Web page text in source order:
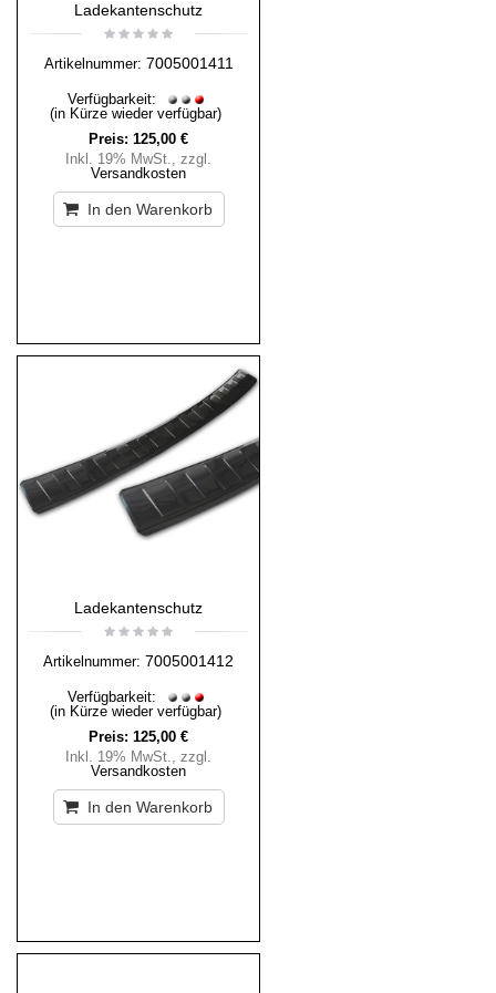
Ladekantenschutz
Artikelnummer: 7005001411
Verfügbarkeit:
(in Kürze wieder verfügbar)
Preis: 125,00 €
Inkl. 19% MwSt., zzgl.
Versandkosten
In den Warenkorb
Ladekantenschutz
Artikelnummer: 7005001412
Verfügbarkeit:
(in Kürze wieder verfügbar)
Preis: 125,00 €
Inkl. 19% MwSt., zzgl.
Versandkosten
In den Warenkorb